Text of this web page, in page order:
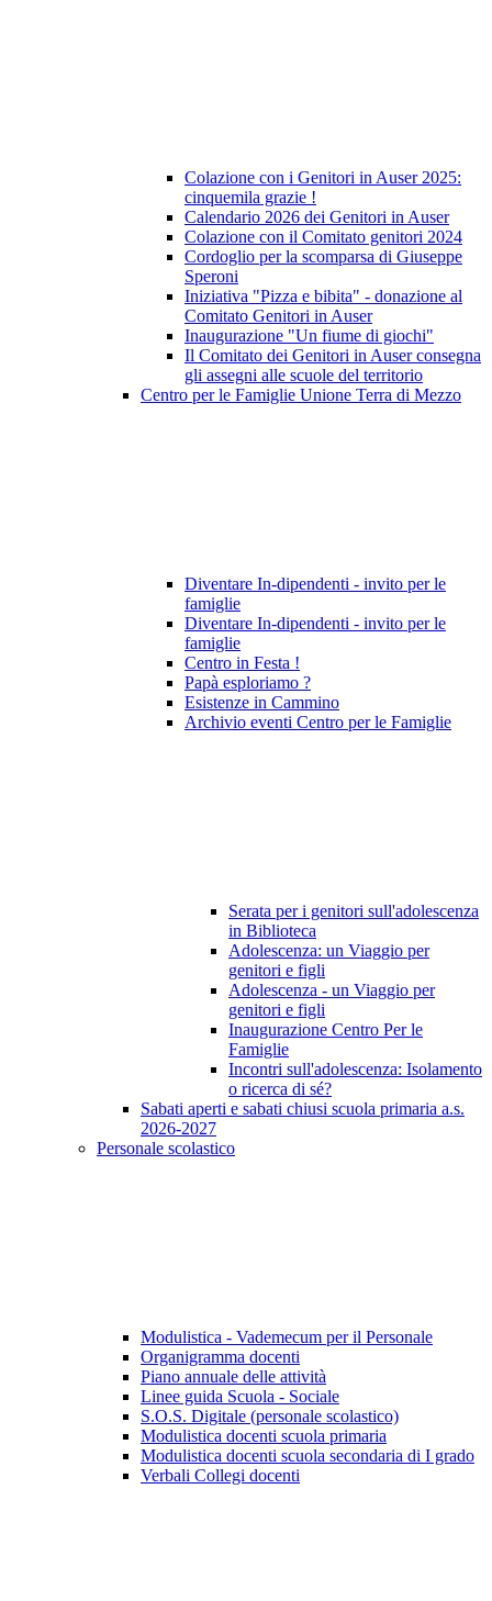
Colazione con i Genitori in Auser 2025:
cinquemila grazie !
Calendario 2026 dei Genitori in Auser
Colazione con il Comitato genitori 2024
Cordoglio per la scomparsa di Giuseppe
Speroni
Iniziativa "Pizza e bibita" - donazione al
Comitato Genitori in Auser
Inaugurazione "Un fiume di giochi"
Il Comitato dei Genitori in Auser consegna
gli assegni alle scuole del territorio
Centro per le Famiglie Unione Terra di Mezzo
Diventare In-dipendenti - invito per le
famiglie
Diventare In-dipendenti - invito per le
famiglie
Centro in Festa !
Papà esploriamo ?
Esistenze in Cammino
Archivio eventi Centro per le Famiglie
Serata per i genitori sull'adolescenza
in Biblioteca
Adolescenza: un Viaggio per
genitori e figli
Adolescenza - un Viaggio per
genitori e figli
Inaugurazione Centro Per le
Famiglie
Incontri sull'adolescenza: Isolamento
o ricerca di sé?
Sabati aperti e sabati chiusi scuola primaria a.s.
2026-2027
Personale scolastico
Modulistica - Vademecum per il Personale
Organigramma docenti
Piano annuale delle attività
Linee guida Scuola - Sociale
S.O.S. Digitale (personale scolastico)
Modulistica docenti scuola primaria
Modulistica docenti scuola secondaria di I grado
Verbali Collegi docenti